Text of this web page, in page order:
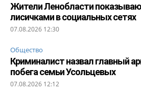
Жители Ленобласти
лисичками в социальных сетях
07.08.2026 12:30
Общество
Криминалист назвал главный
побега семьи Усольцевых
07.08.2026 12:12